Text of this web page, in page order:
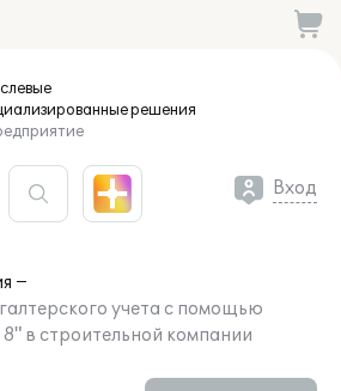
решения
Вход
учета с помощью
8" в строительной компании